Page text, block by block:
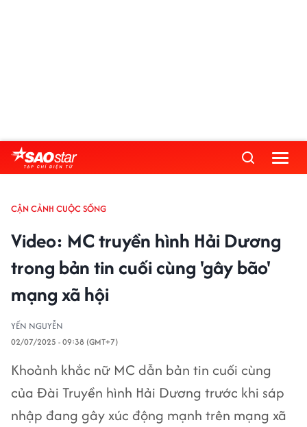
CẬN CẢNH CUỘC SỐNG
Video: MC truyền hình Hải Dương
trong bản tin cuối cùng 'gây bão'
mạng xã hội
YẾN NGUYỄN
02/07/2025 - 09:38 (GMT+7)
Khoảnh khắc nữ MC dẫn bản tin cuối cùng
của Đài Truyền hình Hải Dương trước khi sáp
nhập đang gây xúc động mạnh trên mạng xã